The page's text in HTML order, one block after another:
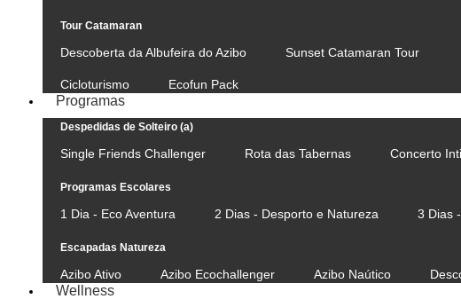
Tour Catamaran
Descoberta da Albufeira do Azibo Sunset Catamaran Tour
Cicloturismo Ecofun Pack
Programas
Despedidas de Solteiro (a)
Single Friends Challenger Rota das Tabernas Concerto
Programas Escolares
1 Dia - Eco Aventura 2 Dias - Desporto e Natureza 3 Dias
Escapadas Natureza
Azibo Ativo Azibo Ecochallenger Azibo Naútico
Wellness